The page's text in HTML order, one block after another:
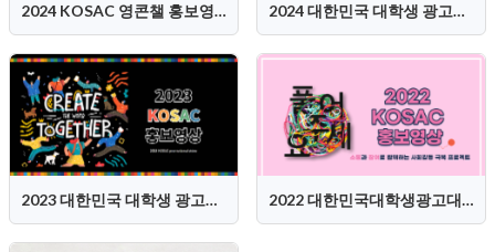
2024 KOSAC 영콘챌 홍보영상 2024 대한민국 대학생 광고대회 (KOSAC) 홍보영상
2023 대한민국 대학생 광고대회(KOSAC) 홍보영상 2022 대한민국대학생광고대회(KOSAC) 홍보영상